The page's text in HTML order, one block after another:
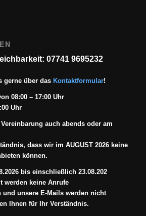
07741 9695232
gerne über das Kontaktformular!
08:00 – 17:00 Uhr
Uhr
auch abends oder am
dass wir im AUGUST 2026 keine
können.
bis einschließlich 23.08.202
werden keine Anrufe
und unsere E-Mails werden nicht
Ihnen für Ihr Verständnis.